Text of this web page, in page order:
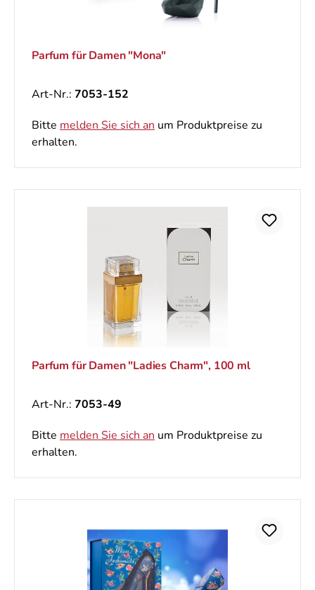
Parfum für Damen "Mona"
Art-Nr.: 7053-152
Bitte melden Sie sich an um Produktpreise zu
erhalten.
Parfum für Damen "Ladies Charm", 100 ml
Art-Nr.: 7053-49
Bitte melden Sie sich an um Produktpreise zu
erhalten.